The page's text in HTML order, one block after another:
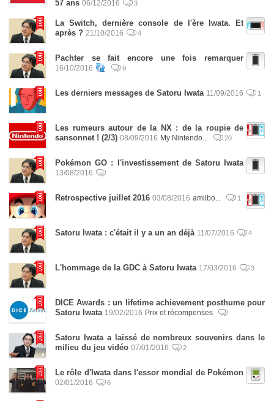
57 ans 06/12/2016 3
La Switch, dernière console de l'ère Iwata. Et
après ? 21/10/2016 4
Pachter se fait encore une fois remarquer
16/10/2016 9
Les derniers messages de Satoru Iwata 11/09/2016 1
Les rumeurs autour de la NX : de la roupie de
sansonnet ! (2/3) 08/09/2016 My Nintendo... 20
Pokémon GO : l'investissement de Satoru Iwata
13/08/2016
Retrospective juillet 2016 03/08/2016 amiibo... 1
Satoru Iwata : c'était il y a un an déjà 11/07/2016 4
L'hommage de la GDC à Satoru Iwata 17/03/2016 3
DICE Awards : un lifetime achievement posthume pour
Satoru Iwata 19/02/2016 Prix et récompenses
Satoru Iwata a laissé de nombreux souvenirs dans le
milieu du jeu vidéo 07/01/2016 2
Le rôle d'Iwata dans l'essor mondial de Pokémon
02/01/2016 6